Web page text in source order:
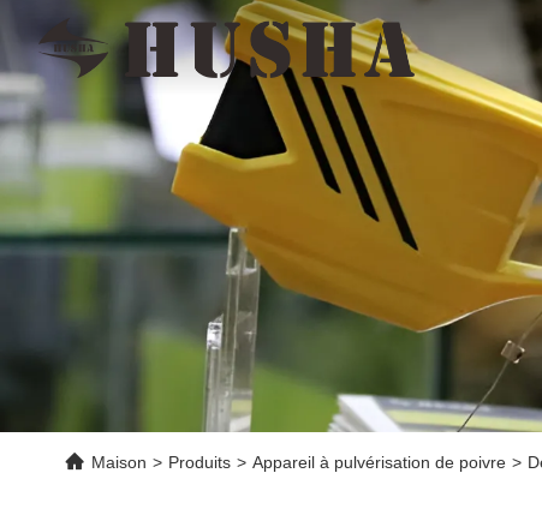
Maison > Produits > Appareil à pulvérisation de poivre >